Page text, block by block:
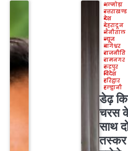
अल्मोड़ा
उत्तराखण्ड
देश
देहरादून
नैनीताल
न्यूज
बागेश्वर
राजनीति
रामनगर
रुद्रपुर
विदेश
हरिद्वार
हल्द्वानी
डेढ़
चरस
साथ
तस्कर